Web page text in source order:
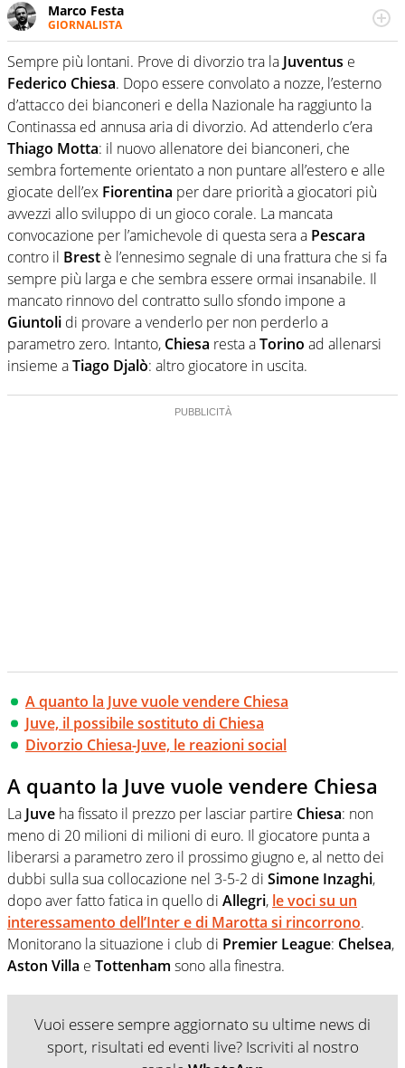
Marco Festa
GIORNALISTA
Frequentatore di stadi ed esperto di calcio, ama
agganciare e far domande a idoli e futuri campioni. Anzi,
spesso precorre gli addetti ai lavori e li scova prima di
loro
Sempre più lontani. Prove di divorzio tra la Juventus e
Federico Chiesa. Dopo essere convolato a nozze, l’esterno
d’attacco dei bianconeri e della Nazionale ha raggiunto la
Continassa ed annusa aria di divorzio. Ad attenderlo c’era
Thiago Motta: il nuovo allenatore dei bianconeri, che
sembra fortemente orientato a non puntare all’estero e alle
giocate dell’ex Fiorentina per dare priorità a giocatori più
avvezzi allo sviluppo di un gioco corale. La mancata
convocazione per l’amichevole di questa sera a Pescara
contro il Brest è l’ennesimo segnale di una frattura che si fa
sempre più larga e che sembra essere ormai insanabile. Il
mancato rinnovo del contratto sullo sfondo impone a
Giuntoli di provare a venderlo per non perderlo a
parametro zero. Intanto, Chiesa resta aTorino ad allenarsi
insieme aTiago Djalò: altro giocatore in uscita.
A quanto la Juve vuole vendere Chiesa
Juve, il possibile sostituto di Chiesa
Divorzio Chiesa-Juve, le reazioni social
A quanto la Juve vuole vendere Chiesa
La Juve ha fissato il prezzo per lasciar partire Chiesa: non
meno di 20 milioni di milioni di euro. Il giocatore punta a
liberarsi a parametro zero il prossimo giugno e, al netto dei
dubbi sulla sua collocazione nel 3-5-2 di Simone Inzaghi,
dopo aver fatto fatica in quello di Allegri, le voci su un
interessamento dell’Intere di Marotta si rincorrono.
Monitorano la situazione i club di Premier League: Chelsea,
Aston Villa e Tottenham sono alla finestra.
Vuoi essere sempre aggiornato su ultime news di
sport, risultati ed eventi live? Iscriviti al nostro